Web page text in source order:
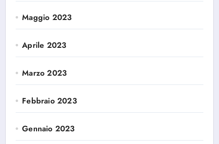
Maggio 2023
Aprile 2023
Marzo 2023
Febbraio 2023
Gennaio 2023